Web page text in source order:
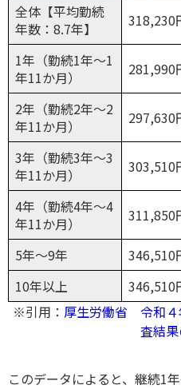
全体【平均勤続
年数：8.7年】
318,230
1年（勤続1年～1
年11か月）
281,990
2年（勤続2年～2
年11か月）
297,630
3年（勤続3年～3
年11か月）
303,510
4年（勤続4年～4
年11か月）
311,850
5年～9年 346,510
10年以上
346,510
※引用： 厚生労働省 令和４
査結
このデータによると、継続1